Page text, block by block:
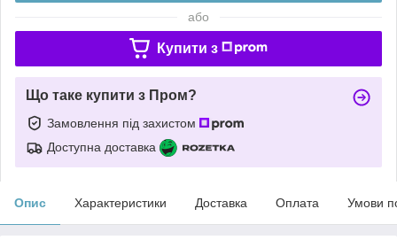
або
Купити з
Що таке купити з Пром?
Замовлення під захистом
Доступна доставка
Опис Характеристики Доставка Оплата Умови